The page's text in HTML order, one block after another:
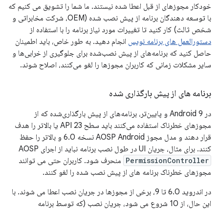
خودکار مجوزهای از قبل اعطا شده نیستند. ما شما را تشویق می کنیم که
با توسعه دهندگان برنامه از پیش نصب شده (OEM، شرکت مخابراتی و
شخص ثالث) کار کنید تا تغییرات مورد نیاز برنامه را با استفاده از
دستورالعمل های برنامه نویس انجام دهید. به طور خاص، باید اطمینان
حاصل کنید که برنامه‌های از پیش نصب‌شده برای جلوگیری از خرابی‌ها و
سایر مشکلات زمانی که کاربران مجوزها را لغو می‌کنند، اصلاح شوند.
برنامه های از پیش بارگذاری شده
در Android 9 و پایین‌تر، برنامه‌های از پیش بارگذاری‌شده که از
مجوزهای خطرناک استفاده می‌کنند باید سطح API 23 یا بالاتر را هدف
قرار دهند و مدل مجوز AOSP Android نسخه 6.0 و بالاتر را حفظ
کنند. برای مثال، جریان UI در طول نصب برنامه نباید از اجرای AOSP
PermissionController منحرف شود. کاربران حتی می توانند
مجوزهای خطرناک برنامه های از پیش نصب شده را لغو کنند.
در اندروید 6.0 تا 9، برخی از مجوزها در جریان نصب اعطا می شوند. با
این حال، از 10 شروع می شود، جریان نصب (که توسط برنامه